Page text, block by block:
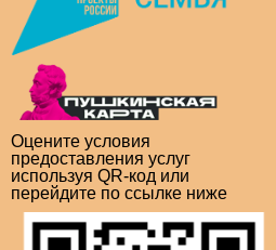
Оцените условия
предоставления услуг
используя QR-код или
перейдите по ссылке ниже